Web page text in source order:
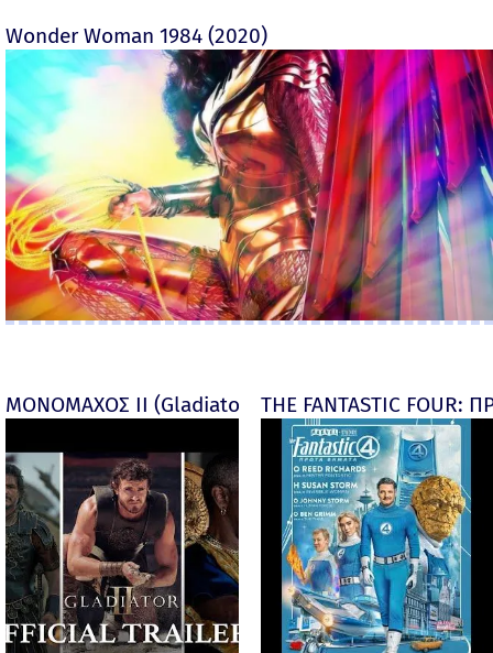
Wonder Woman 1984 (2020)
ΜΟΝΟΜΑΧΟΣ ΙΙ (Gladiator II) -THE FANTASTIC